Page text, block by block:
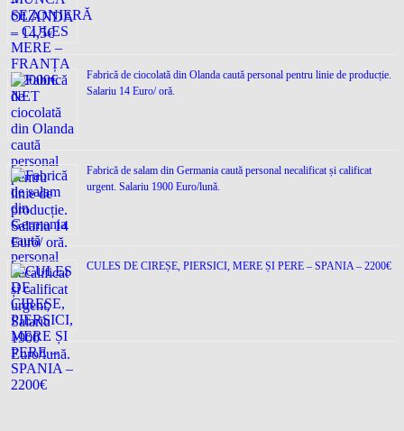
Fabrică de ciocolată din Olanda caută personal pentru linie de producție.
Salariu 14 Euro/ oră.
Fabrică de salam din Germania caută personal necalificat și calificat
urgent. Salariu 1900 Euro/lună.
CULES DE CIREȘE, PIERSICI, MERE ȘI PERE – SPANIA – 2200€